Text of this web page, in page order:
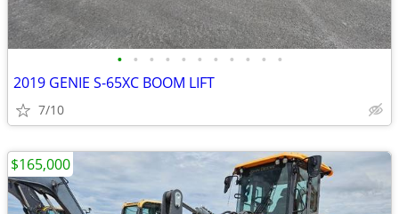
• • • • • • • • • • •
2019 GENIE S-65XC BOOM LIFT
7/10
$165,000